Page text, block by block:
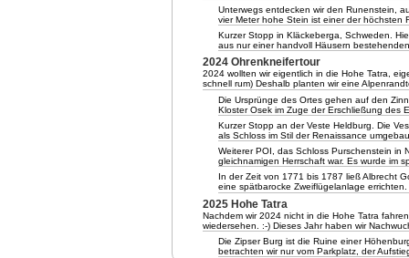
Unterwegs entdecken wir den Runenstein,
vier Meter hohe Stein ist einer der
Kurzer Stopp in Kläckeberga, Schweden.
aus nur einer handvoll Häusern
2024 Ohrenkneifertour
2024 wollten wir eigentlich in die Hohe Tatra,
schnell rum) Deshalb planten wir eine
Die Ursprünge des Ortes gehen auf den
Kloster Osek im Zuge der Erschließung des
Kurzer Stopp an der Veste Heldburg. Die
als Schloss im Stil der Renaissance
Weiterer POI, das Schloss Purschenstein in
gleichnamigen Herrschaft war. Es wurde im
In der Zeit von 1771 bis 1787 ließ Albrecht
eine spätbarocke Zweiflügelanlage
2025 Hohe Tatra
Nachdem wir 2024 nicht in die Hohe Tatra
wiedersehen. :-) Dieses Jahr haben wir
Die Zipser Burg ist die Ruine einer
betrachten wir nur vom Parkplatz, der